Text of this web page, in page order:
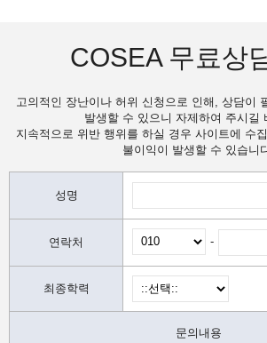
COSEA 무료상
고의적인 장난이나 허위 신청으로 인해, 상담이
발생할 수 있으니 자제하여 주시길
지속적으로 위반 행위를 하실 경우 사이트에 수
불이익이 발생할 수 있습니
성명
연락처 -
최종학력
문의내용